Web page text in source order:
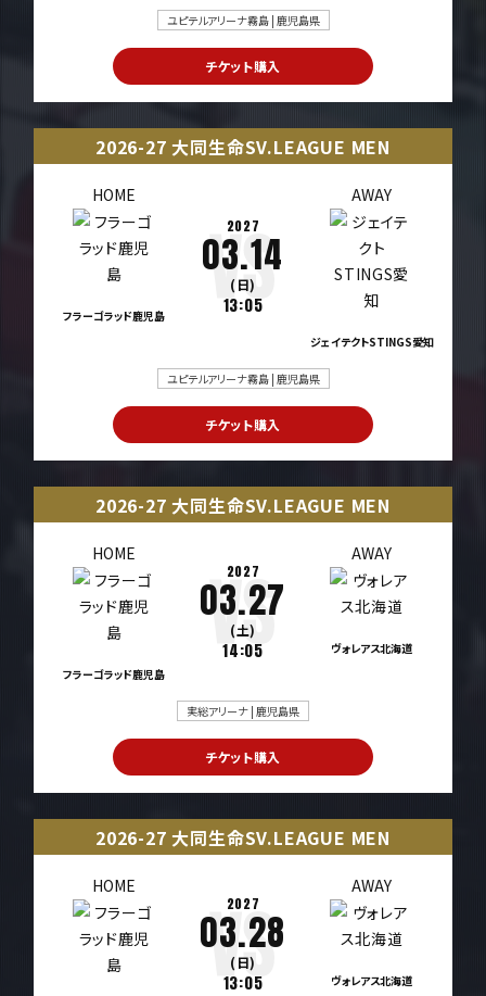
ユピテルアリーナ霧島 | 鹿児島県
チケット購入
2026-27 大同生命SV.LEAGUE MEN
HOME
フラーゴラッド鹿児島
2027
03.14
(日)
13:05
AWAY
ジェイテクトSTINGS愛知
ユピテルアリーナ霧島 | 鹿児島県
チケット購入
2026-27 大同生命SV.LEAGUE MEN
HOME
フラーゴラッド鹿児島
2027
03.27
(土)
14:05
AWAY
ヴォレアス北海道
実総アリーナ | 鹿児島県
チケット購入
2026-27 大同生命SV.LEAGUE MEN
HOME
2027
03.28
(日)
13:05
AWAY
ヴォレアス北海道